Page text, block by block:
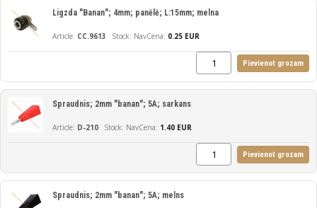
CC.9613
Ligzda "Banan"; 4mm; panēlē; L:15mm; melna
NavCena: 0.25 EUR
Pievienot grozam
D-210
Spraudnis; 2mm "banan"; 5A; sarkans
NavCena: 1.40 EUR
Pievienot grozam
Spraudnis; 2mm "banan"; 5A; melns